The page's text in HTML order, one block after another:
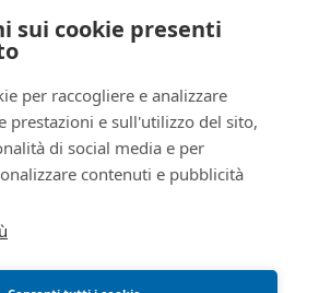
sui cookie presenti
per raccogliere e analizzare
prestazioni e sull'utilizzo del sito,
di social media e per
contenuti e pubblicità
SEGUICI
con noi sui nostri canali social
informato: leggi il nostro
interessanti sul mondo della stampa